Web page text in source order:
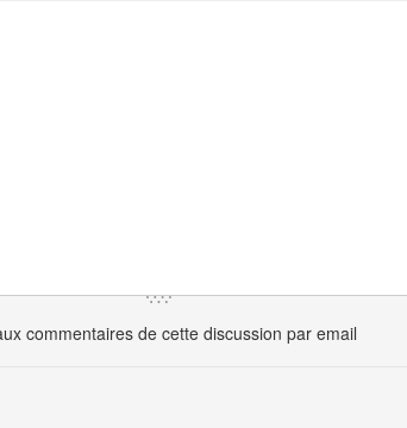
commentaires de cette discussion par email